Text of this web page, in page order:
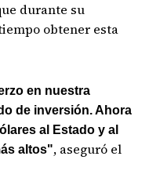
durante su
obtener esta
en nuestra
de inversión. Ahora
al Estado y al
altos", aseguró el